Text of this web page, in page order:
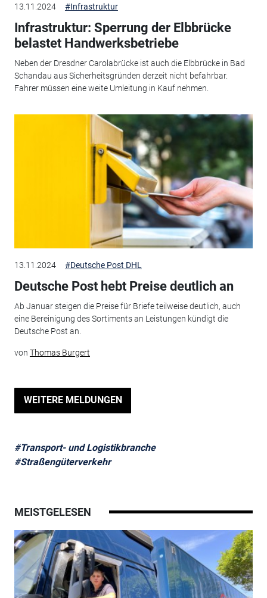
13.11.2024 #Infrastruktur
Infrastruktur: Sperrung der Elbbrücke
belastet Handwerksbetriebe
Neben der Dresdner Carolabrücke ist auch die Elbbrücke in Bad
Schandau aus Sicherheitsgründen derzeit nicht befahrbar.
Fahrer müssen eine weite Umleitung in Kauf nehmen.
13.11.2024 #Deutsche Post DHL
Deutsche Post hebt Preise deutlich an
Ab Januar steigen die Preise für Briefe teilweise deutlich, auch
eine Bereinigung des Sortiments an Leistungen kündigt die
Deutsche Post an.
von Thomas Burgert
WEITERE MELDUNGEN
#Transport- und Logistikbranche
#Straßengüterverkehr
MEISTGELESEN